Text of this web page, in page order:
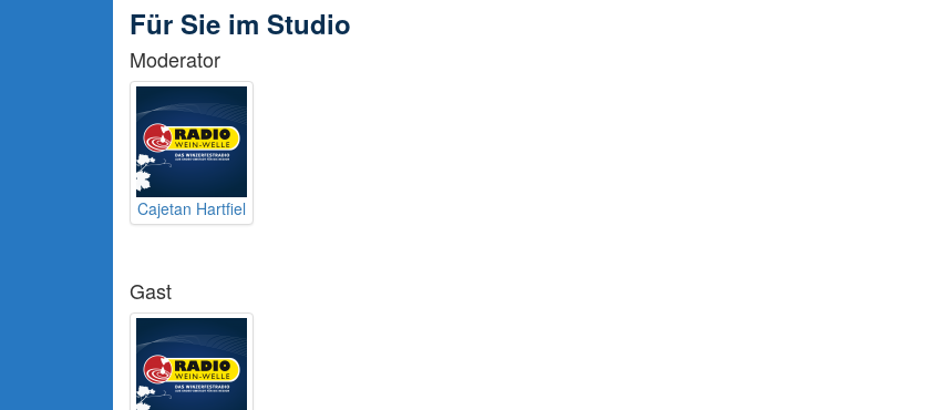
Für Sie im Studio
Moderator
Cajetan Hartfiel
Gast